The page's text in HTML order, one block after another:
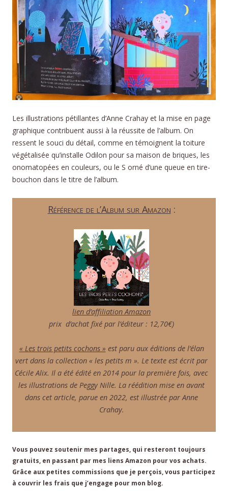
Les illustrations pétillantes d’Anne Crahay et la mise en page
graphique contribuent aussi à la réussite de l’album. On
ressent le souci du détail, comme en témoignent la toiture
végétalisée qu’installe Odilon pour sa maison de briques, les
onomatopées en couleurs, ou le S orné d’une queue en tire-
bouchon dans le titre de l’album.
Référence de l’Album sur Amazon :
lien d’affiliation Amazon
prix d’achat fixé par l’éditeur : 12,70€)
« Les trois petits cochons » est paru aux éditions de l’élan
vert dans la collection « les petits m ». Le texte est écrit par
Cécile Alix. Il a été édité en 2014 pour la première fois, avec
les illustrations de Peggy Nille. La réédition mise en avant
dans cet article, parue en 2022, est illustrée par Anne
Crahay.
Vous pouvez soutenir mes partages, qui resteront toujours
gratuits, en passant par mes liens Amazon pour vos achats.
Grâce aux petites commissions que je perçois, vous participez
à couvrir les frais que j’engage pour mon blog.